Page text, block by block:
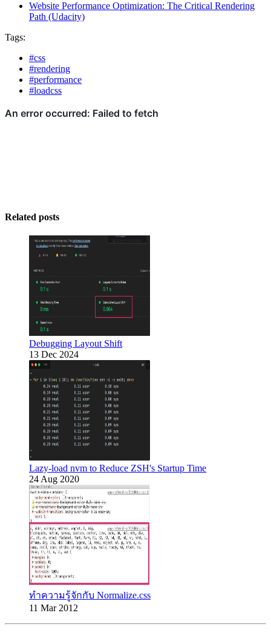
Website Performance Optimization: The Critical Rendering
Path (Udacity)
Tags:
#css
#rendering
#performance
#loadcss
Related posts
Debugging Layout Shift
13 Dec 2024
Lazy-load nvm to Reduce ZSH's Startup Time
24 Aug 2020
ทำความรู้จักกับ Normalize.css
11 Mar 2012